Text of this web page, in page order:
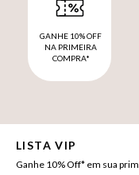
GANHE 10% OFF
NA PRIMEIRA
COMPRA*
LISTA VIP
Ganhe 10% Off* em sua